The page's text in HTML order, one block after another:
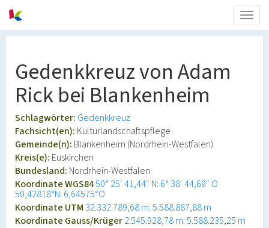
Gedenkkreuz von Adam
Rick bei Blankenheim
Schlagwörter: Gedenkkreuz
Fachsicht(en): Kulturlandschaftspflege
Gemeinde(n): Blankenheim (Nordrhein-Westfalen)
Kreis(e): Euskirchen
Bundesland: Nordrhein-Westfalen
Koordinate WGS8450° 25′ 41,44″ N: 6° 38′ 44,69″ O
50,42818°N: 6,64575°O
Koordinate UTM 32.332.789,68 m: 5.588.887,88 m
Koordinate Gauss/Krüger2.545.928,78 m: 5.588.235,25 m